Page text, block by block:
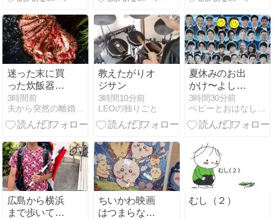
迷った末に買
った炊飯器で
料理をしてみ
た結果
3時間前
夫から突然の離婚したい宣言！
教えたがりオ
ジサン
3時間10分前
LEOの独りごと
夏休みのお出
かけ〜よしも
とお笑い劇
場〜
3時間30分前
ベビーとおはなしファーストサイン教室シェリ
広島から横浜
まで歩いて進
ちいかわ映画
はつまらな
むし（２）